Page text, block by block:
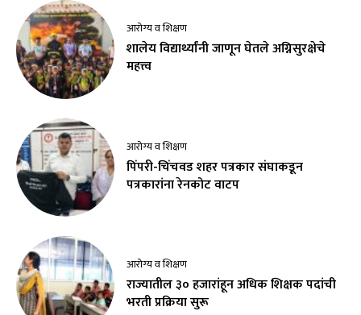
आरोग्य व शिक्षण
शालेय विद्यार्थ्यांनी जाणून घेतले अग्निसुरक्षेचे
महत्त्व
आरोग्य व शिक्षण
पिंपरी-चिंचवड शहर पत्रकार संघाकडून
पत्रकारांना रेनकोट वाटप
आरोग्य व शिक्षण
राज्यातील ३० हजारांहून अधिक शिक्षक पदांची
भरती प्रक्रिया सुरू